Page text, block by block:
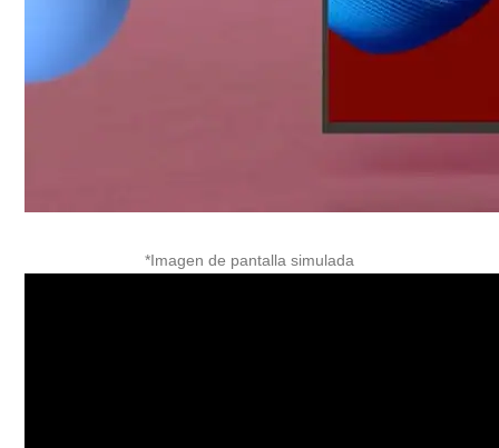
*Imagen de pantalla simulada